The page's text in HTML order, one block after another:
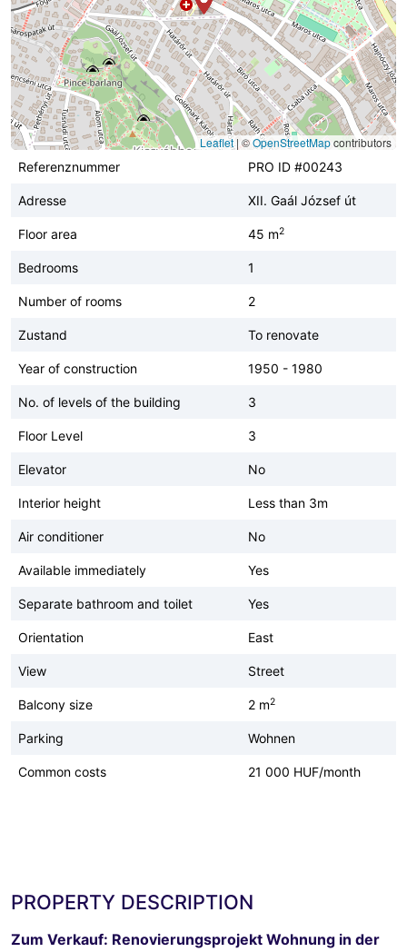
Leaflet | ©OpenStreetMapcontributors
Referenznummer
PRO ID #00243
Adresse XII. Gaál József út
Floor area 45 m2
Bedrooms 1
Number of rooms 2
Zustand To renovate
Year of construction 1950 - 1980
No. of levels of the building 3
Floor Level 3
Elevator No
Interior height Less than 3m
Air conditioner No
Available immediately Yes
Separate bathroom and toilet Yes
Orientation East
View Street
Balcony size 2 m2
Parking Wohnen
Common costs 21 000 HUF/month
PROPERTY DESCRIPTION
Zum Verkauf: Renovierungsprojekt Wohnung in der